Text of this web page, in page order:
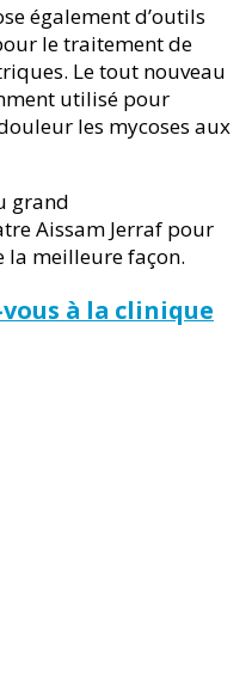
également d’outils
le traitement de
Le tout nouveau
utilisé pour
les mycoses aux
grand
Aissam Jerraf pour
meilleure façon.
à la clinique